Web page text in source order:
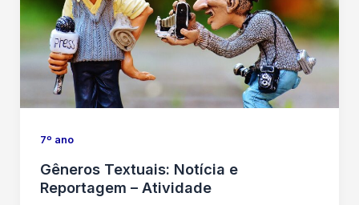
7º ano
Gêneros Textuais: Notícia e
Reportagem – Atividade